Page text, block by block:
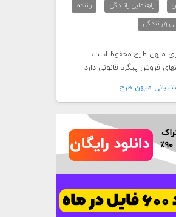
راهنمایی رانندگی
راننده
و رانندگی
فروش پیگرد قانونی دارد
ميهن طرح